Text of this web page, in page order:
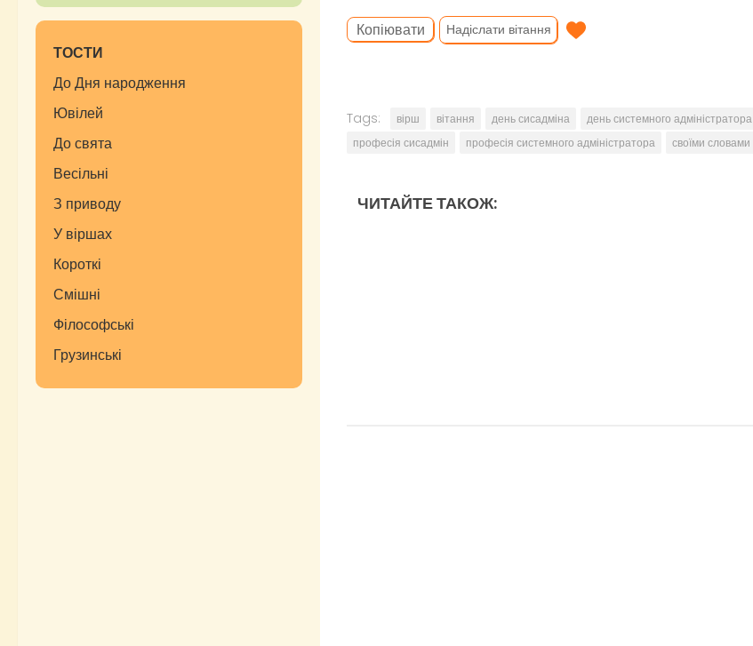
Копіювати Надіслати вітання
Tags: вірш вітання день сисадміна день системного адміністратора
професія сисадмін
професія системного адміністратора своїми словами
ЧИТАЙТЕ ТАКОЖ:
ТОСТИ
До Дня народження
Ювілей
До свята
Весільні
З приводу
У віршах
Короткі
Смішні
Філософські
Грузинські